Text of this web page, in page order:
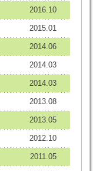
2016.10
2015.01
2014.06
2014.03
2014.03
2013.08
2013.05
2012.10
2011.05